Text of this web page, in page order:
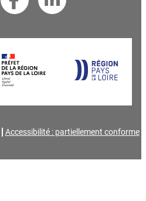
Accessibilité : partiellement conforme